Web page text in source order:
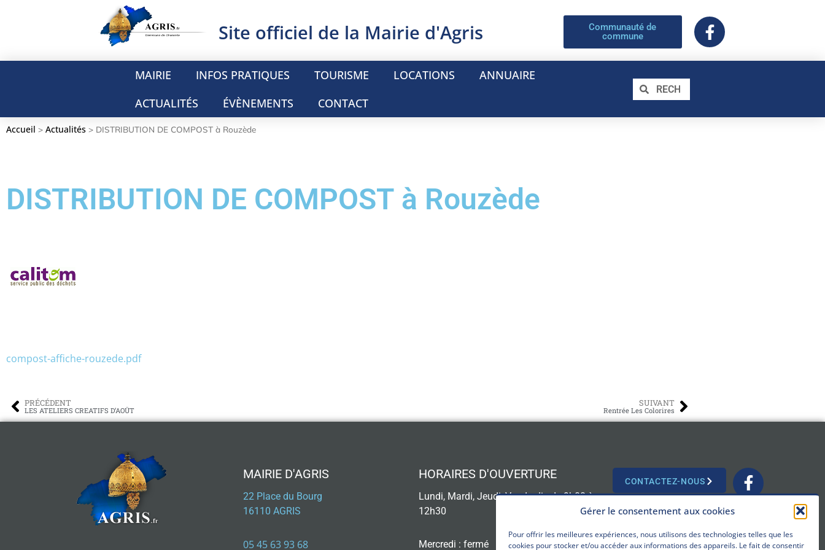
Gérer le consentement aux cookies
Pour offrir les meilleures expériences, nous utilisons des technologies telles que les
cookies pour stocker et/ou accéder aux informations des appareils. Le fait de consentir
Site officiel de la Mairie d'Agris
Communauté de
commune
MAIRIE INFOS PRATIQUES TOURISME LOCATIONS
ANNUAIRE
ACTUALITÉS
ÉVÈNEMENTS CONTACT
Accueil > Actualités > DISTRIBUTION DE COMPOST à Rouzède
DISTRIBUTION DE COMPOST à Rouzède
compost-affiche-rouzede.pdf
PRÉCÉDENT
LES ATELIERS CREATIFS D’AOÛT
SUIVANT
Rentrée Les Colorires
MAIRIE D'AGRIS
22 Place du Bourg
16110 AGRIS
05 45 63 93 68
HORAIRES D'OUVERTURE
Lundi, Mardi, Jeudi, Vendredi : de 9h00 à
12h30
Mercredi : fermé
CONTACTEZ-NOUS